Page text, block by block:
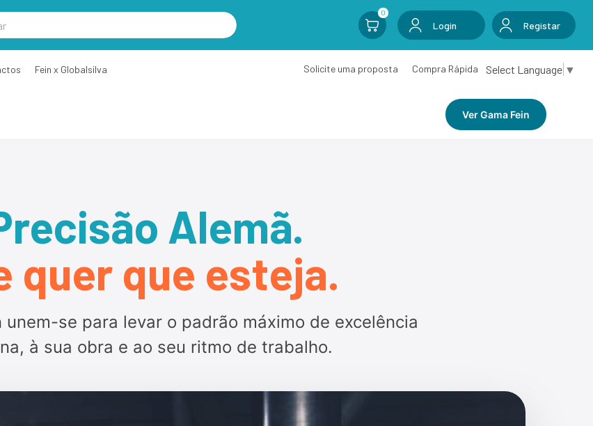
0
Login Registar
Fein x Globalsilva Solicite uma proposta Compra Rápida Select Language ▼
Ver Gama Fein
Alemã.
quer que esteja.
unem-se para levar o padrão máximo de excelência
à sua obra e ao seu ritmo de trabalho.